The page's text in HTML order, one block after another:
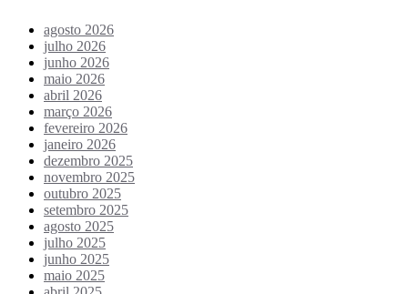
agosto 2026
julho 2026
junho 2026
maio 2026
abril 2026
março 2026
fevereiro 2026
janeiro 2026
dezembro 2025
novembro 2025
outubro 2025
setembro 2025
agosto 2025
julho 2025
junho 2025
maio 2025